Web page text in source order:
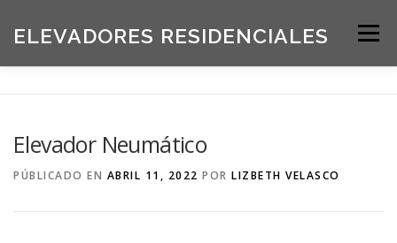
ELEVADORES RESIDENCIALES Menú
Elevador Neumático
PÚBLICADO EN ABRIL 11, 2022 POR LIZBETH VELASCO